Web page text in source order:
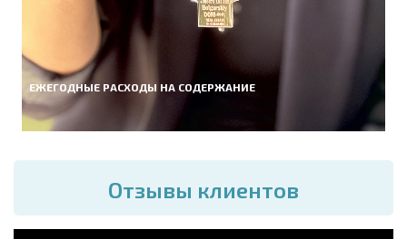
ЕЖЕГОДНЫЕ РАСХОДЫ НА СОДЕРЖАНИЕ
Отзывы клиентов